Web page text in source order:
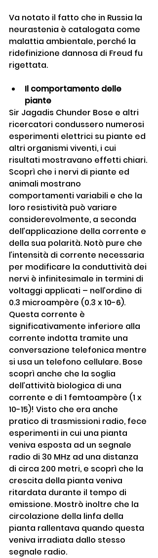
Va notato il fatto che in Russia la
neurastenia è catalogata come
malattia ambientale, perché la
ridefinizione dannosa di Freud fu
rigettata.
Il comportamento delle
piante
Sir Jagadis Chunder Bose e altri
ricercatori condussero numerosi
esperimenti elettrici su piante ed
altri organismi viventi, i cui
risultati mostravano effetti chiari.
Scoprì che i nervi di piante ed
animali mostrano
comportamenti variabili e che la
loro resistività può variare
considerevolmente, a seconda
dell’applicazione della corrente e
della sua polarità. Notò pure che
l’intensità di corrente necessaria
per modificare la conduttività dei
nervi è infinitesimale in termini di
voltaggi applicati – nell’ordine di
0.3 microampère (0.3 x 10-6).
Questa corrente è
significativamente inferiore alla
corrente indotta tramite una
conversazione telefonica mentre
si usa un telefono cellulare. Bose
scoprì anche che la soglia
dell’attività biologica di una
corrente e di 1 femtoampère (1 x
10-15)! Visto che era anche
pratico di trasmissioni radio, fece
esperimenti in cui una pianta
veniva esposta ad un segnale
radio di 30 MHz ad una distanza
di circa 200 metri, e scoprì che la
crescita della pianta veniva
ritardata durante il tempo di
emissione. Mostrò inoltre che la
circolazione della linfa della
pianta rallentava quando questa
veniva irradiata dallo stesso
segnale radio.